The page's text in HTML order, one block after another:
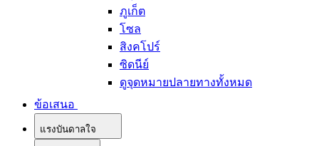
ภูเก็ต
โซล
สิงคโปร์
ซิดนีย์
ดูจุดหมายปลายทางทั้งหมด
ข้อเสนอ
แรงบันดาลใจ